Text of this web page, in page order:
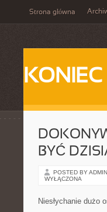
Strona główna
KONIEC
BYĆ
POSTED BY ADMIN
WYŁĄCZONA
Niesłychanie dużo